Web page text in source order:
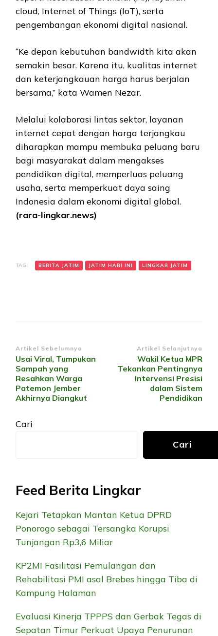
cloud, Internet of Things (IoT), serta
pengembangan ekonomi digital nasional.
“Ke depan kebutuhan bandwidth kita akan
semakin besar. Karena itu, kualitas internet
dan keterjangkauan harga harus berjalan
bersama,” kata Wamen Nezar.
Melalui kolaborasi lintas sektor, layanan
internet cepat dengan harga terjangkau
diharapkan mampu membuka peluang baru
bagi masyarakat dalam mengakses
pendidikan digital, memperluas peluang
usaha, serta memperkuat daya saing
Indonesia dalam ekonomi digital global.
(rara-lingkar.news)
TAG: BERITA JATIM JATIM HARI INI LINGKAR JATIM
Navigasi
Artikel
Artikel Sebelumnya
Usai Viral, Tumpukan
Sampah yang
Resahkan Warga
Patemon Jember
Akhirnya Diangkut
Artikel Selanjutnya
Wakil Ketua MPR
Tekankan Pentingnya
Intervensi Presisi
dalam Sistem
Pendidikan
Cari
Cari
Feed Berita Lingkar
Kejari Tetapkan Mantan Ketua DPRD
Ponorogo sebagai Tersangka Korupsi
Tunjangan Rp3,6 Miliar
KP2MI Fasilitasi Pemulangan dan
Rehabilitasi PMI asal Brebes hingga Tiba di
Kampung Halaman
Evaluasi Kinerja TPPPS dan Gerbak Tegas di
Sepatan Timur Perkuat Upaya Penurunan